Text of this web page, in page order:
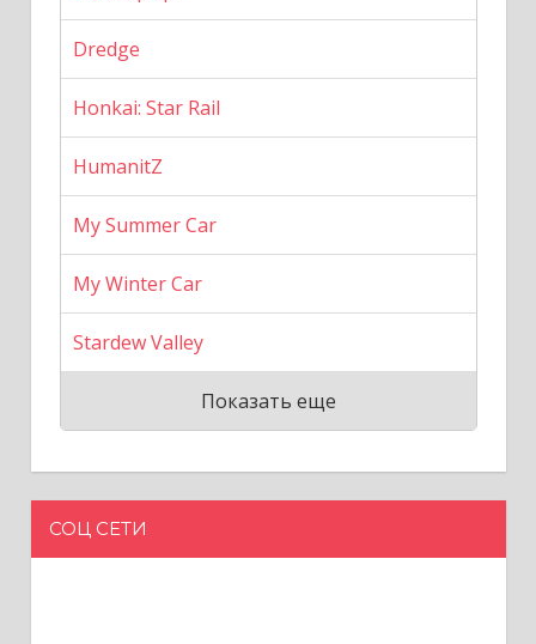
Dredge
Honkai: Star Rail
HumanitZ
My Summer Car
My Winter Car
Stardew Valley
Показать еще
СОЦ СЕТИ